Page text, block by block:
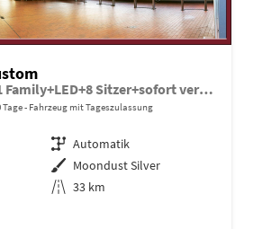
Family L2 320 L2H1 Family+LED+8 Sitzer+sofort verfügbar++
Tage Fahrzeug mit Tageszulassung
Getriebe Automatik
Außenfarbe Moondust Silver
Kilometerstand 33 km